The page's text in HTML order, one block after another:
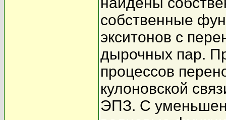
собственные
экситонов с
дырочных пар.
процессов
кулоновской
ЭПЗ. С